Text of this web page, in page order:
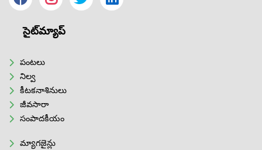
సైట్‌మ్యాప్
పంటలు
నిల్వ
కీటకనాశినులు
జీవసారా
సంపాదకీయం
మ్యాగజైన్లు